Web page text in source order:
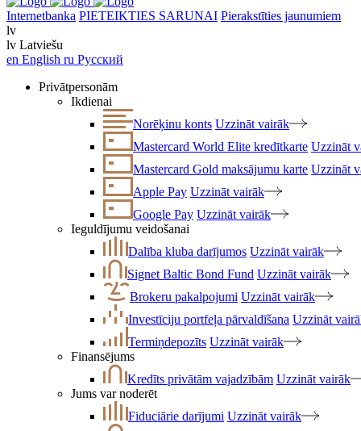
Internetbanka PIETEIKTIES SARUNAI Pierakstīties jaunumiem
lv
lv Latviešu
en English ru Русский
Privātpersonām
Ikdienai
Norēķinu konts Uzzināt vairāk
Mastercard World Elite kredītkarte Uzzināt
Mastercard Gold maksājumu karte Uzzināt
Apple Pay Uzzināt vairāk
Google Pay Uzzināt vairāk
Ieguldījumu veidošanai
Dalība kluba darījumos Uzzināt vairāk
Signet Baltic Bond Fund Uzzināt vairāk
Brokeru pakalpojumi Uzzināt vairāk
Investīciju portfeļa pārvaldīšana Uzzināt
Termiņdepozīts Uzzināt vairāk
Finansējums
Kredīts privātām vajadzībām Uzzināt vairāk
Jums var noderēt
Fiduciārie darījumi Uzzināt vairāk